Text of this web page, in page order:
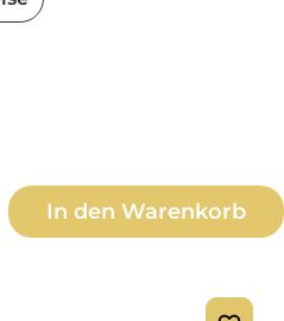
den gewünschten
In den Warenkorb